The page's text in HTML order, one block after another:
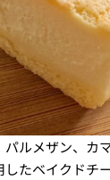
ルメザン、カ
したベイクドチ